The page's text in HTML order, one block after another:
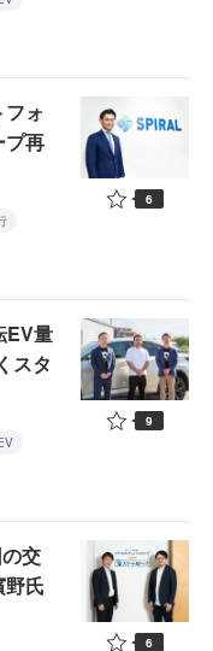
ォ
プ再
6
EV量
スタ
9
交
氏
6